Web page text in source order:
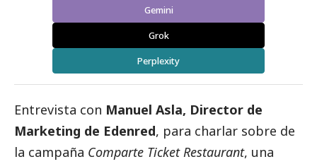
Gemini
Grok
Perplexity
Entrevista con Manuel Asla, Director de
Marketing de Edenred, para charlar sobre de
la campaña Comparte Ticket Restaurant, una